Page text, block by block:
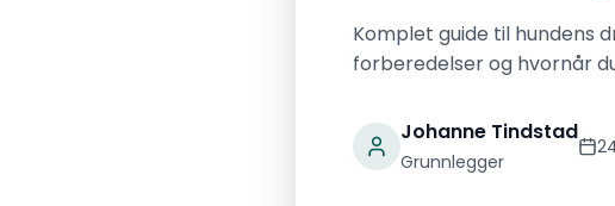
Komplet guide til hundens
forberedelser og hvornår
Johanne Tindstad
Grunnlegger